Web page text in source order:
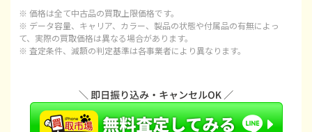
iPhone 15 Plus
iPhone 15 Pro
iPhone 14 Plus
¥68,000
¥95,000
¥55,000
¥97,100
¥120,100
¥66,600
※ 価格は全て中古品の買取上限価格です。
※ データ容量、キャリア、カラー、製品の状態や付属品の有無によっ
て、実際の買取価格は異なる場合があります。
※ 査定条件、減額の判定基準は各事業者により異なります。